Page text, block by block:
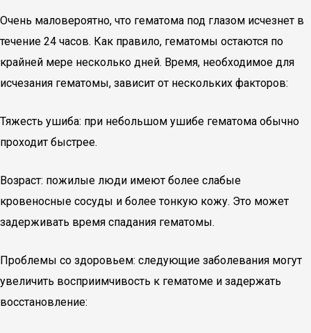
Очень маловероятно, что гематома под глазом исчезнет в
течение 24 часов. Как правило, гематомы остаются по
крайней мере несколько дней. Время, необходимое для
исчезания гематомы, зависит от нескольких факторов:
Тяжесть ушиба: при небольшом ушибе гематома обычно
проходит быстрее.
Возраст: пожилые люди имеют более слабые
кровеносные сосуды и более тонкую кожу. Это может
задерживать время спадания гематомы.
Проблемы со здоровьем: следующие заболевания могут
увеличить восприимчивость к гематоме и задержать
восстановление: